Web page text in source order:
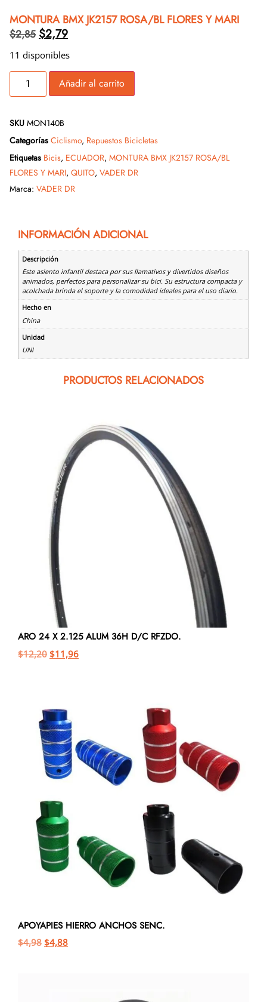
MONTURA BMX JK2157 ROSA/BL FLORES Y MARI
$2,85 $2,79
11 disponibles
Añadir al carrito
SKU MON140B
Categorías Ciclismo, Repuestos Bicicletas
Etiquetas Bicis, ECUADOR, MONTURA BMX JK2157 ROSA/BL
FLORES Y MARI, QUITO, VADER DR
Marca: VADER DR
INFORMACIÓN ADICIONAL
Descripción
Este asiento infantil destaca por sus llamativos y divertidos diseños
animados, perfectos para personalizar su bici. Su estructura compacta y
acolchada brinda el soporte y la comodidad ideales para el uso diario.
Hecho en
China
Unidad
UNI
PRODUCTOS RELACIONADOS
ARO 24 X 2.125 ALUM 36H D/C RFZDO.
$12,20 $11,96
APOYAPIES HIERRO ANCHOS SENC.
$4,98 $4,88